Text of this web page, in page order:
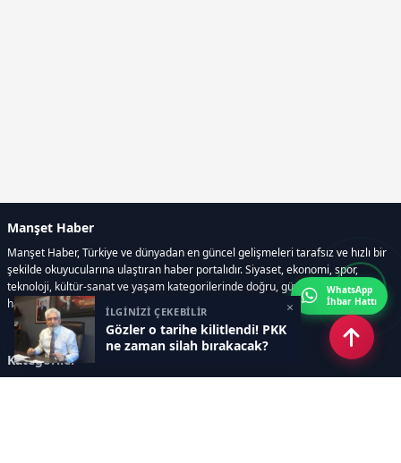
İLGİNİZİ ÇEKEBİLİR
Gözler o tarihe kilitlendi! PKK
ne zaman silah bırakacak?
×
Manşet Haber
Manşet Haber, Türkiye ve dünyadan en güncel gelişmeleri tarafsız ve hızlı bir
şekilde okuyucularına ulaştıran haber portalıdır. Siyaset, ekonomi, spor,
teknoloji, kültür-sanat ve yaşam kategorilerinde doğru, güvenilir ve anlık
haberler sunar.
Kategoriler
WhatsApp
İhbar Hattı